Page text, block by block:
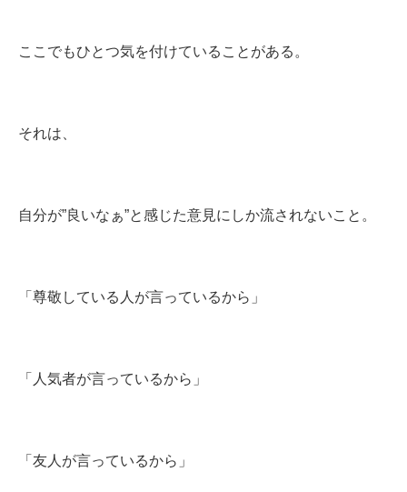
ここでもひとつ気を付けていることがある。
それは、
自分が”良いなぁ”と感じた意見にしか流されないこと。
「尊敬している人が言っているから」
「人気者が言っているから」
「友人が言っているから」